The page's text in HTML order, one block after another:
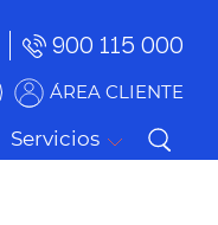
900 115 000
ÁREA CLIENTE
Servicios